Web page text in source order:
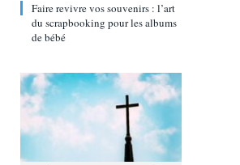
Faire revivre vos souvenirs : l’art
du scrapbooking pour les albums
de bébé